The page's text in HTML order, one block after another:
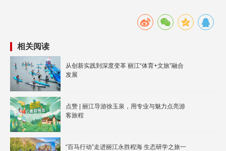
相关阅读
从创新实践到深度变革 丽江“体育+文旅”融合
发展
点赞 | 丽江导游徐玉泉，用专业与魅力点亮游
客旅程
“百马行动”走进丽江永胜程海 生态研学之旅一